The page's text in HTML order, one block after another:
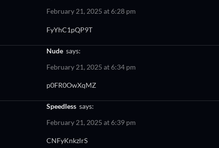
February 21, 2025 at 6:28 pm
FyYhC1pQP9T
nude says:
February 21, 2025 at 6:34 pm
p0FR0OwXqMZ
speedless says:
February 21, 2025 at 6:39 pm
CNFyKnkzlrS